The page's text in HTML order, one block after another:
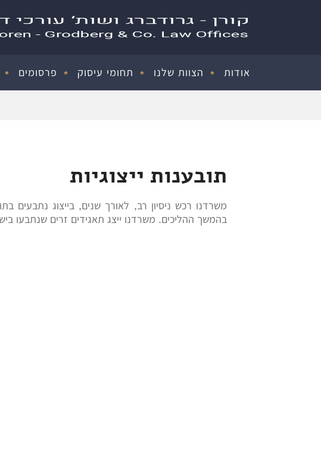
אודות הצוות שלנו תחומי עיסוק פרסומים
תובענות ייצוגיות
משרדנו רכש ניסיון רב, לאורך שנים, בייצוג נתבעים
בהמשך ההליכים. משרדנו ייצג תאגידים זרים שנתבעו